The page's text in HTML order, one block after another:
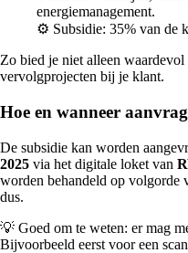
energiemanagement.
⚙️ Subsidie: 35% van de
Zo bied je niet alleen
vervolgprojecten bij je klant.
Hoe en wanneer
De subsidie kan worden
2025 via het digitale loket van
worden behandeld op volgorde
dus.
💡 Goed om te weten: er mag
Bijvoorbeeld eerst voor een